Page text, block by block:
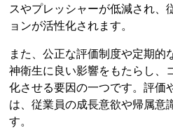
スやプレッシャーが低減され、
ョンが活性化されます。
また、公正な評価制度や定期的
神衛生に良い影響をもたらし、
化させる要因の一つです。評価
は、従業員の成長意欲や帰属意
す。